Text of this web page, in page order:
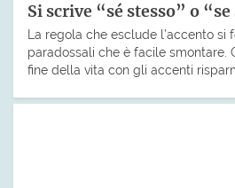
Si scrive “sé stesso” o
La regola che esclude l’accento si
paradossali che è facile smontare.
fine della vita con gli accenti